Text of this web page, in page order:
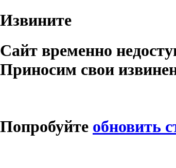
Извините
Сайт временно
Приносим свои
Попробуйте обновить